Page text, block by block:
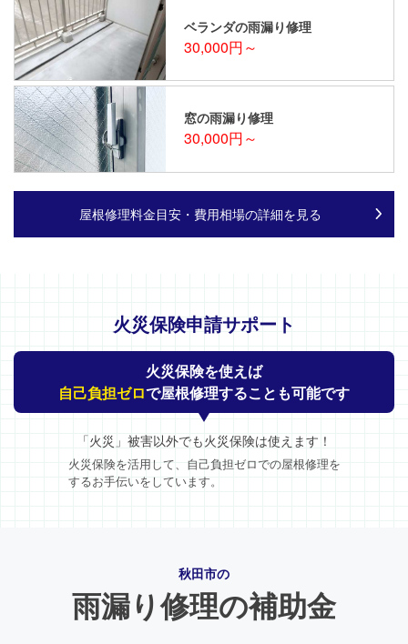
ベランダの雨漏り修理
30,000円～
窓の雨漏り修理
30,000円～
屋根修理料金目安・費用相場の詳細を見る
火災保険申請サポート
火災保険を使えば
自己負担ゼロで屋根修理することも可能です
「火災」被害以外でも火災保険は使えます！
火災保険を活用して、自己負担ゼロでの屋根修理を
するお手伝いをしています。
秋田市の
雨漏り修理の補助金